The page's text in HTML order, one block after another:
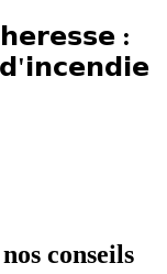
:
conseils